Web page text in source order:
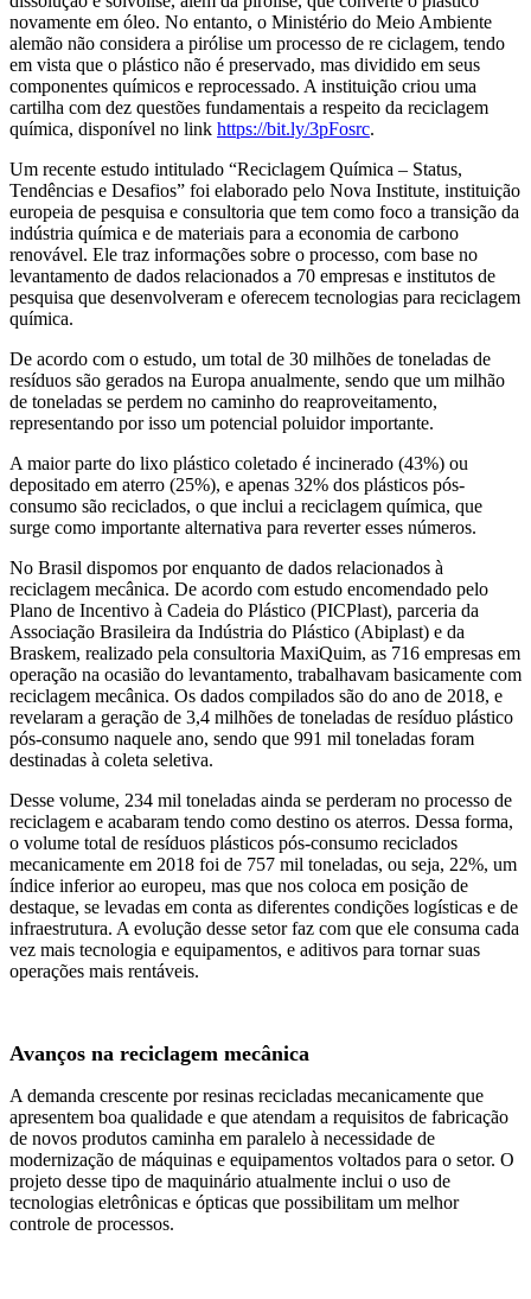
novamente em óleo. No entanto, o Ministério do Meio Ambiente
alemão não considera a pirólise um processo de re ciclagem, tendo
em vista que o plástico não é preservado, mas dividido em seus
componentes químicos e reprocessado. A instituição criou uma
cartilha com dez questões fundamentais a respeito da reciclagem
química, disponível no link https://bit.ly/3pFosrc.
Um recente estudo intitulado “Reciclagem Química – Status,
Tendências e Desafios” foi elaborado pelo Nova Institute, instituição
europeia de pesquisa e consultoria que tem como foco a transição da
indústria química e de materiais para a economia de carbono
renovável. Ele traz informações sobre o processo, com base no
levantamento de dados relacionados a 70 empresas e institutos de
pesquisa que desenvolveram e oferecem tecnologias para reciclagem
química.
De acordo com o estudo, um total de 30 milhões de toneladas de
resíduos são gerados na Europa anualmente, sendo que um milhão
de toneladas se perdem no caminho do reaproveitamento,
representando por isso um potencial poluidor importante.
A maior parte do lixo plástico coletado é incinerado (43%) ou
depositado em aterro (25%), e apenas 32% dos plásticos pós-
consumo são reciclados, o que inclui a reciclagem química, que
surge como importante alternativa para reverter esses números.
No Brasil dispomos por enquanto de dados relacionados à
reciclagem mecânica. De acordo com estudo encomendado pelo
Plano de Incentivo à Cadeia do Plástico (PICPlast), parceria da
Associação Brasileira da Indústria do Plástico (Abiplast) e da
Braskem, realizado pela consultoria MaxiQuim, as 716 empresas em
operação na ocasião do levantamento, trabalhavam basicamente com
reciclagem mecânica. Os dados compilados são do ano de 2018, e
revelaram a geração de 3,4 milhões de toneladas de resíduo plástico
pós-consumo naquele ano, sendo que 991 mil toneladas foram
destinadas à coleta seletiva.
Desse volume, 234 mil toneladas ainda se perderam no processo de
reciclagem e acabaram tendo como destino os aterros. Dessa forma,
o volume total de resíduos plásticos pós-consumo reciclados
mecanicamente em 2018 foi de 757 mil toneladas, ou seja, 22%, um
índice inferior ao europeu, mas que nos coloca em posição de
destaque, se levadas em conta as diferentes condições logísticas e de
infraestrutura. A evolução desse setor faz com que ele consuma cada
vez mais tecnologia e equipamentos, e aditivos para tornar suas
operações mais rentáveis.
Avanços na reciclagem mecânica
A demanda crescente por resinas recicladas mecanicamente que
apresentem boa qualidade e que atendam a requisitos de fabricação
de novos produtos caminha em paralelo à necessidade de
modernização de máquinas e equipamentos voltados para o setor. O
projeto desse tipo de maquinário atualmente inclui o uso de
tecnologias eletrônicas e ópticas que possibilitam um melhor
controle de processos.